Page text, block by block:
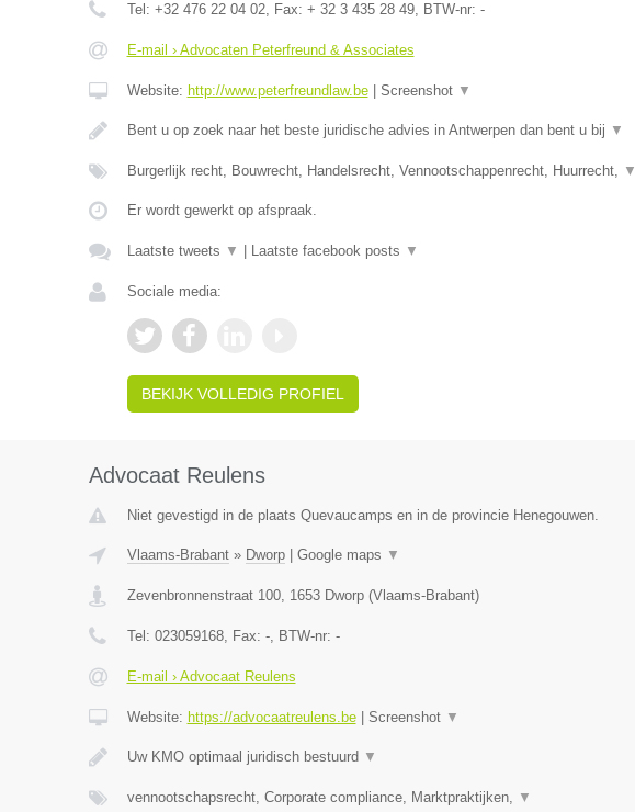
Tel: +32 476 22 04 02, Fax: + 32 3 435 28 49, BTW-nr: -
E-mail › Advocaten Peterfreund & Associates
Website: http://www.peterfreundlaw.be| Screenshot ▼
Bent u op zoek naar het beste juridische advies in Antwerpen dan bent u bij ▼
Burgerlijk recht, Bouwrecht, Handelsrecht, Vennootschappenrecht, Huurrecht, ▼
Er wordt gewerkt op afspraak.
Laatste tweets ▼ Laatste facebook posts ▼
Sociale media:
BEKIJK VOLLEDIG PROFIEL
Advocaat Reulens
Niet gevestigd in de plaats Quevaucamps en in de provincie Henegouwen.
Vlaams-Brabant» Dworp| Google maps ▼
Zevenbronnenstraat 100, 1653 Dworp(Vlaams-Brabant)
Tel: 023059168, Fax: -, BTW-nr: -
E-mail › Advocaat Reulens
Website: https://advocaatreulens.be| Screenshot ▼
Uw KMO optimaal juridisch bestuurd ▼
vennootschapsrecht, Corporate compliance, Marktpraktijken, ▼